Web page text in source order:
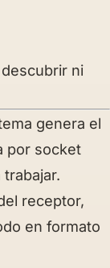
ni
genera el
por socket
receptor,
en formato